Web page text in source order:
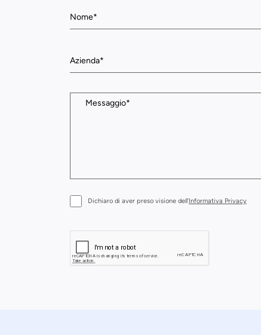
Dichiaro di aver preso visione dell’Informativa Privacy